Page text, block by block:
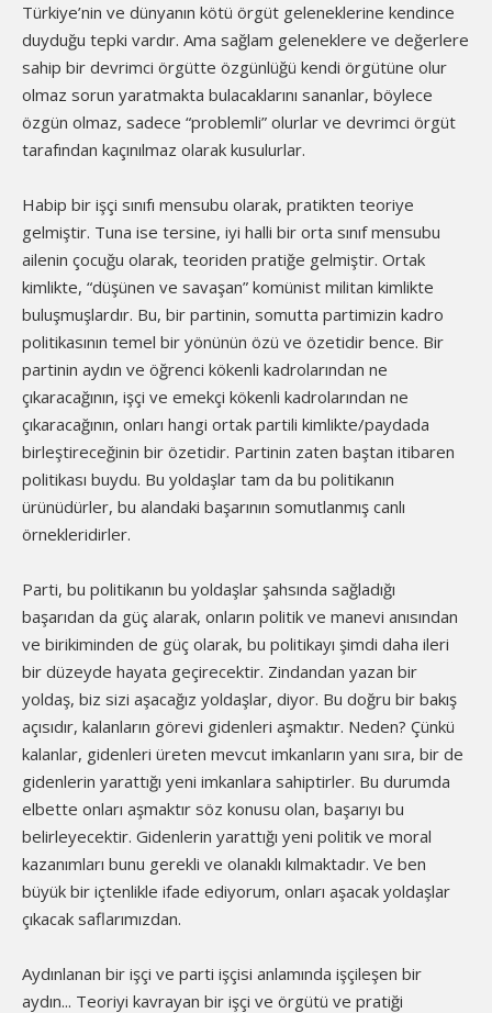
Türkiye’nin ve dünyanın kötü örgüt geleneklerine kendince
duyduğu tepki vardır. Ama sağlam geleneklere ve değerlere
sahip bir devrimci örgütte özgünlüğü kendi örgütüne olur
olmaz sorun yaratmakta bulacaklarını sananlar, böylece
özgün olmaz, sadece “problemli” olurlar ve devrimci örgüt
tarafından kaçınılmaz olarak kusulurlar.
Habip bir işçi sınıfı mensubu olarak, pratikten teoriye
gelmiştir. Tuna ise tersine, iyi halli bir orta sınıf mensubu
ailenin çocuğu olarak, teoriden pratiğe gelmiştir. Ortak
kimlikte, “düşünen ve savaşan” komünist militan kimlikte
buluşmuşlardır. Bu, bir partinin, somutta partimizin kadro
politikasının temel bir yönünün özü ve özetidir bence. Bir
partinin aydın ve öğrenci kökenli kadrolarından ne
çıkaracağının, işçi ve emekçi kökenli kadrolarından ne
çıkaracağının, onları hangi ortak partili kimlikte/paydada
birleştireceğinin bir özetidir. Partinin zaten baştan itibaren
politikası buydu. Bu yoldaşlar tam da bu politikanın
ürünüdürler, bu alandaki başarının somutlanmış canlı
örnekleridirler.
Parti, bu politikanın bu yoldaşlar şahsında sağladığı
başarıdan da güç alarak, onların politik ve manevi anısından
ve birikiminden de güç olarak, bu politikayı şimdi daha ileri
bir düzeyde hayata geçirecektir. Zindandan yazan bir
yoldaş, biz sizi aşacağız yoldaşlar, diyor. Bu doğru bir bakış
açısıdır, kalanların görevi gidenleri aşmaktır. Neden? Çünkü
kalanlar, gidenleri üreten mevcut imkanların yanı sıra, bir de
gidenlerin yarattığı yeni imkanlara sahiptirler. Bu durumda
elbette onları aşmaktır söz konusu olan, başarıyı bu
belirleyecektir. Gidenlerin yarattığı yeni politik ve moral
kazanımları bunu gerekli ve olanaklı kılmaktadır. Ve ben
büyük bir içtenlikle ifade ediyorum, onları aşacak yoldaşlar
çıkacak saflarımızdan.
Aydınlanan bir işçi ve parti işçisi anlamında işçileşen bir
aydın... Teoriyi kavrayan bir işçi ve örgütü ve pratiği